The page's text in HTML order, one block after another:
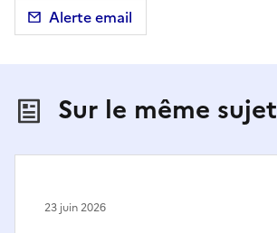
Alerte email
Sur le même sujet
23 juin 2026